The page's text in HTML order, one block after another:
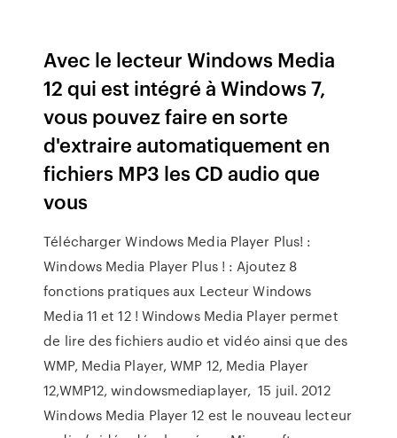
Avec le lecteur Windows Media
12 qui est intégré à Windows 7,
vous pouvez faire en sorte
d'extraire automatiquement en
fichiers MP3 les CD audio que
vous
Télécharger Windows Media Player Plus! :
Windows Media Player Plus ! : Ajoutez 8
fonctions pratiques aux Lecteur Windows
Media 11 et 12 ! Windows Media Player permet
de lire des fichiers audio et vidéo ainsi que des
WMP, Media Player, WMP 12, Media Player
12,WMP12, windowsmediaplayer, 15 juil. 2012
Windows Media Player 12 est le nouveau lecteur